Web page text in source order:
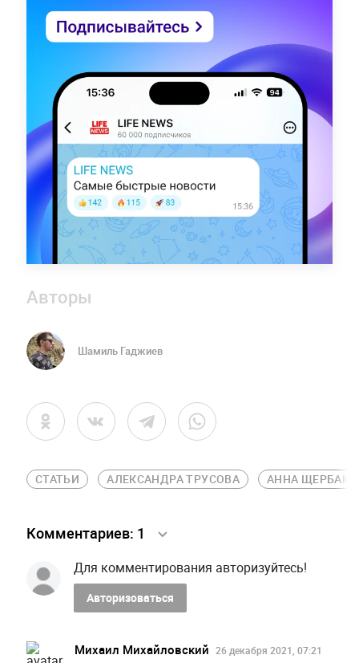
Авторы
Шамиль Гаджиев
СТАТЬИ АЛЕКСАНДРА ТРУСОВА АННА
Комментариев: 1
Для комментирования авторизуйтесь!
Авторизоваться
Михаил Михайловский 26 декабря 2021, 07:21